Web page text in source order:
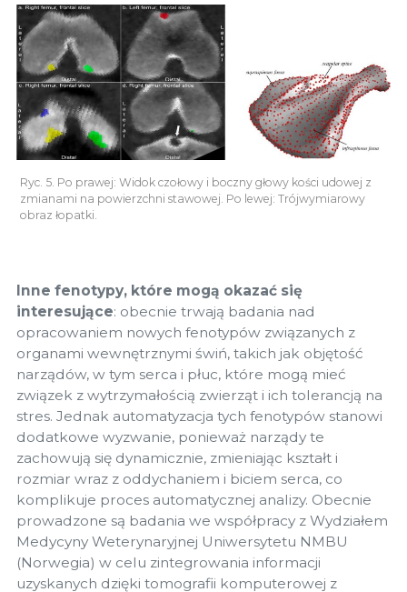
Ryc. 5. Po prawej: Widok czołowy i boczny głowy kości udowej z
zmianami na powierzchni stawowej. Po lewej: Trójwymiarowy
obraz łopatki.
Inne fenotypy, które mogą okazać się
interesujące: obecnie trwają badania nad
opracowaniem nowych fenotypów związanych z
organami wewnętrznymi świń, takich jak objętość
narządów, w tym serca i płuc, które mogą mieć
związek z wytrzymałością zwierząt i ich tolerancją na
stres. Jednak automatyzacja tych fenotypów stanowi
dodatkowe wyzwanie, ponieważ narządy te
zachowują się dynamicznie, zmieniając kształt i
rozmiar wraz z oddychaniem i biciem serca, co
komplikuje proces automatycznej analizy. Obecnie
prowadzone są badania we współpracy z Wydziałem
Medycyny Weterynaryjnej Uniwersytetu NMBU
(Norwegia) w celu zintegrowania informacji
uzyskanych dzięki tomografii komputerowej z